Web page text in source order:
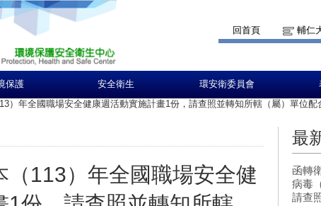
回首頁 輔仁
保護 安全衛生 環安衛委員會
）年全國職場安全健康週活動實施計畫1份，請查照並轉知所轄（屬）單位配
（113）年全國職場安全健
最
函轉
病毒
請查